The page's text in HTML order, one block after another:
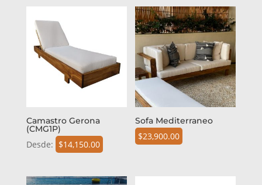
Camastro Gerona
(CMG1P)
Desde: $14,150.00
Sofa Mediterraneo
$23,900.00